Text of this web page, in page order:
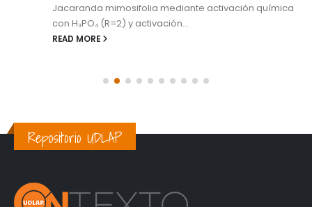
Jacaranda mimosifolia mediante activación química
con H₃PO₄ (R=2) y activación...
READ MORE
Repositorio UDLAP